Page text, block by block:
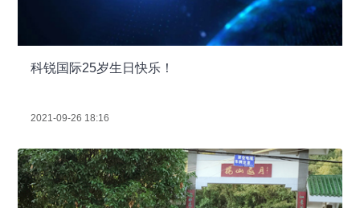
科锐国际25岁生日快乐！
2021-09-26 18:16